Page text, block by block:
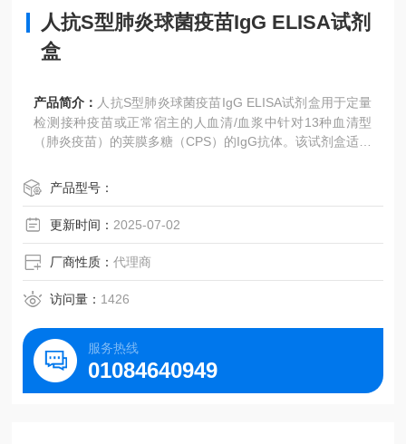
人抗S型肺炎球菌疫苗IgG ELISA试剂
盒
产品简介： 人抗S型肺炎球菌疫苗IgG ELISA试剂盒用于定量
检测接种疫苗或正常宿主的人血清/血浆中针对13种血清型
（肺炎疫苗）的荚膜多糖（CPS）的IgG抗体。该试剂盒适用
2）评价疫苗效果，包括：剂量、佐剂、免疫途径和时间。
3）鉴定和标准化疫苗批次和方案。
产品型号：
更新时间： 2025-07-02
厂商性质：代理商
访问量： 1426
服务热线
01084640949